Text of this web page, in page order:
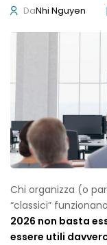
DaNhi Nguyen
Chi organizza (o
“classici”
2026 non basta
essere utili